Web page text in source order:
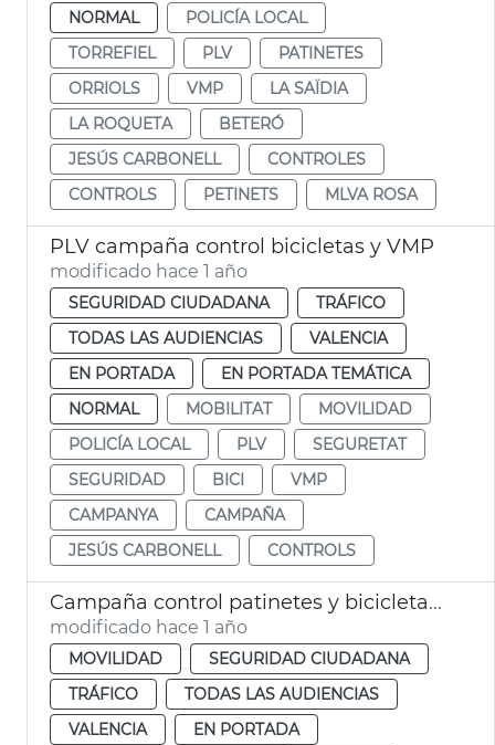
NORMAL
POLICÍA LOCAL
TORREFIEL
PLV
PATINETES
ORRIOLS
VMP
LA SAÏDIA
LA ROQUETA
BETERÓ
JESÚS CARBONELL
CONTROLES
CONTROLS
PETINETS MLVA ROSA
PLV campaña control bicicletas y VMP
modificado hace 1 año
SEGURIDAD CIUDADANA
TRÁFICO
TODAS LAS AUDIENCIAS
VALENCIA
EN PORTADA
EN PORTADA TEMÁTICA
NORMAL
MOBILITAT
MOVILIDAD
POLICÍA LOCAL
PLV
SEGURETAT
SEGURIDAD
BICI
VMP
CAMPANYA
CAMPAÑA
JESÚS CARBONELL
CONTROLS
Campaña control patinetes y bicicletas Policia Local València
modificado hace 1 año
MOVILIDAD
SEGURIDAD CIUDADANA
TRÁFICO
TODAS LAS AUDIENCIAS
VALENCIA
EN PORTADA